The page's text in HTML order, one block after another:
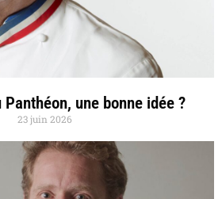
une bonne idée ?
23 juin 2026